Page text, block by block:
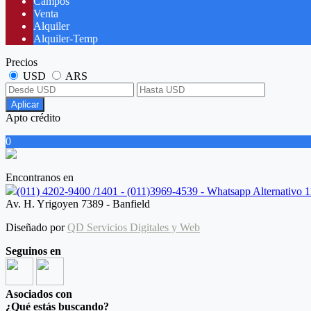
Venta
Alquiler
Alquiler-Temp
Precios
USD
ARS
Aplicar
Apto crédito
0
Encontranos en
(011) 4202-9400 /1401 - (011)3969-4539 - Whatsapp Alternativo
Av. H. Yrigoyen 7389 - Banfield
Diseñado porQD Servicios Digitales y Web
Seguinos en
Asociados con
¿Qué estás buscando?